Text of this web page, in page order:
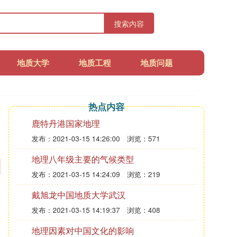
搜索内容
地质大学 地质工程 地质问题
热点内容
鹿特丹港国家地理
发布：2021-03-15 14:26:00 浏览：571
地理八年级主要的气候类型
发布：2021-03-15 14:24:09 浏览：219
戴旭龙中国地质大学武汉
发布：2021-03-15 14:19:37 浏览：408
地理因素对中国文化的影响